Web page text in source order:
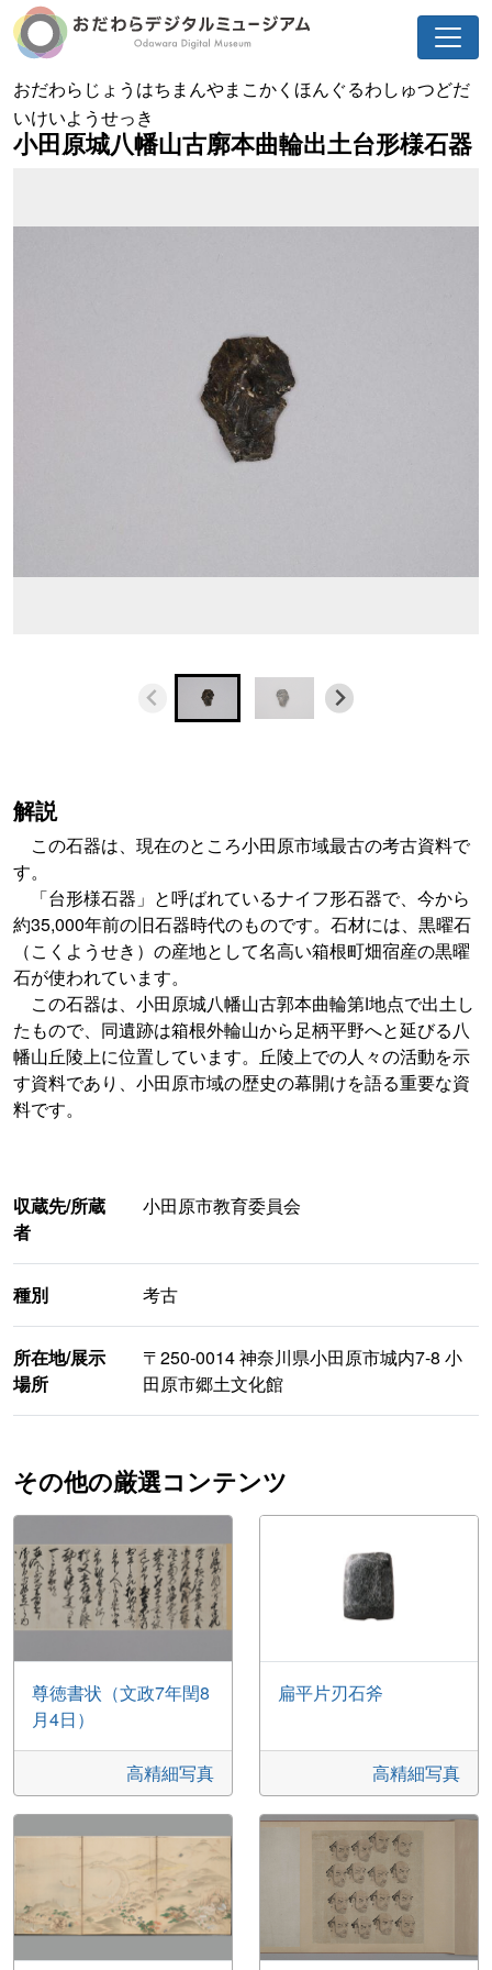
おだわらじょうはちまんやまこかくほんぐるわしゅつどだ
いけいようせっき
小田原城八幡山古廓本曲輪出土台形様石器
解説
この石器は、現在のところ小田原市域最古の考古資料で
す。
「台形様石器」と呼ばれているナイフ形石器で、今から
約35,000年前の旧石器時代のものです。石材には、黒曜石
（こくようせき）の産地として名高い箱根町畑宿産の黒曜
石が使われています。
この石器は、小田原城八幡山古郭本曲輪第Ⅰ地点で出土し
たもので、同遺跡は箱根外輪山から足柄平野へと延びる八
幡山丘陵上に位置しています。丘陵上での人々の活動を示
す資料であり、小田原市域の歴史の幕開けを語る重要な資
料です。
収蔵先/所蔵
者
小田原市教育委員会
種別 考古
所在地/展示
場所
〒250-0014 神奈川県小田原市城内7-8 小
田原市郷土文化館
その他の厳選コンテンツ
尊徳書状（文政7年閏8
月4日）
高精細写真
扁平片刃石斧
高精細写真